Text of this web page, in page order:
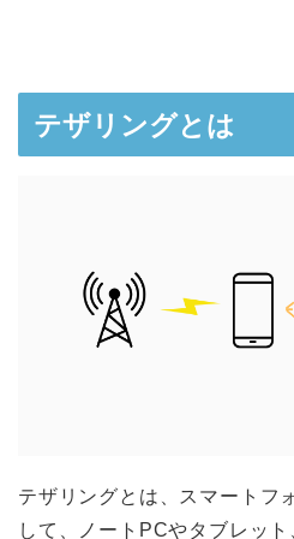
テザリングとは
テザリングとは、スマートフ
して、ノートPCやタブレッ